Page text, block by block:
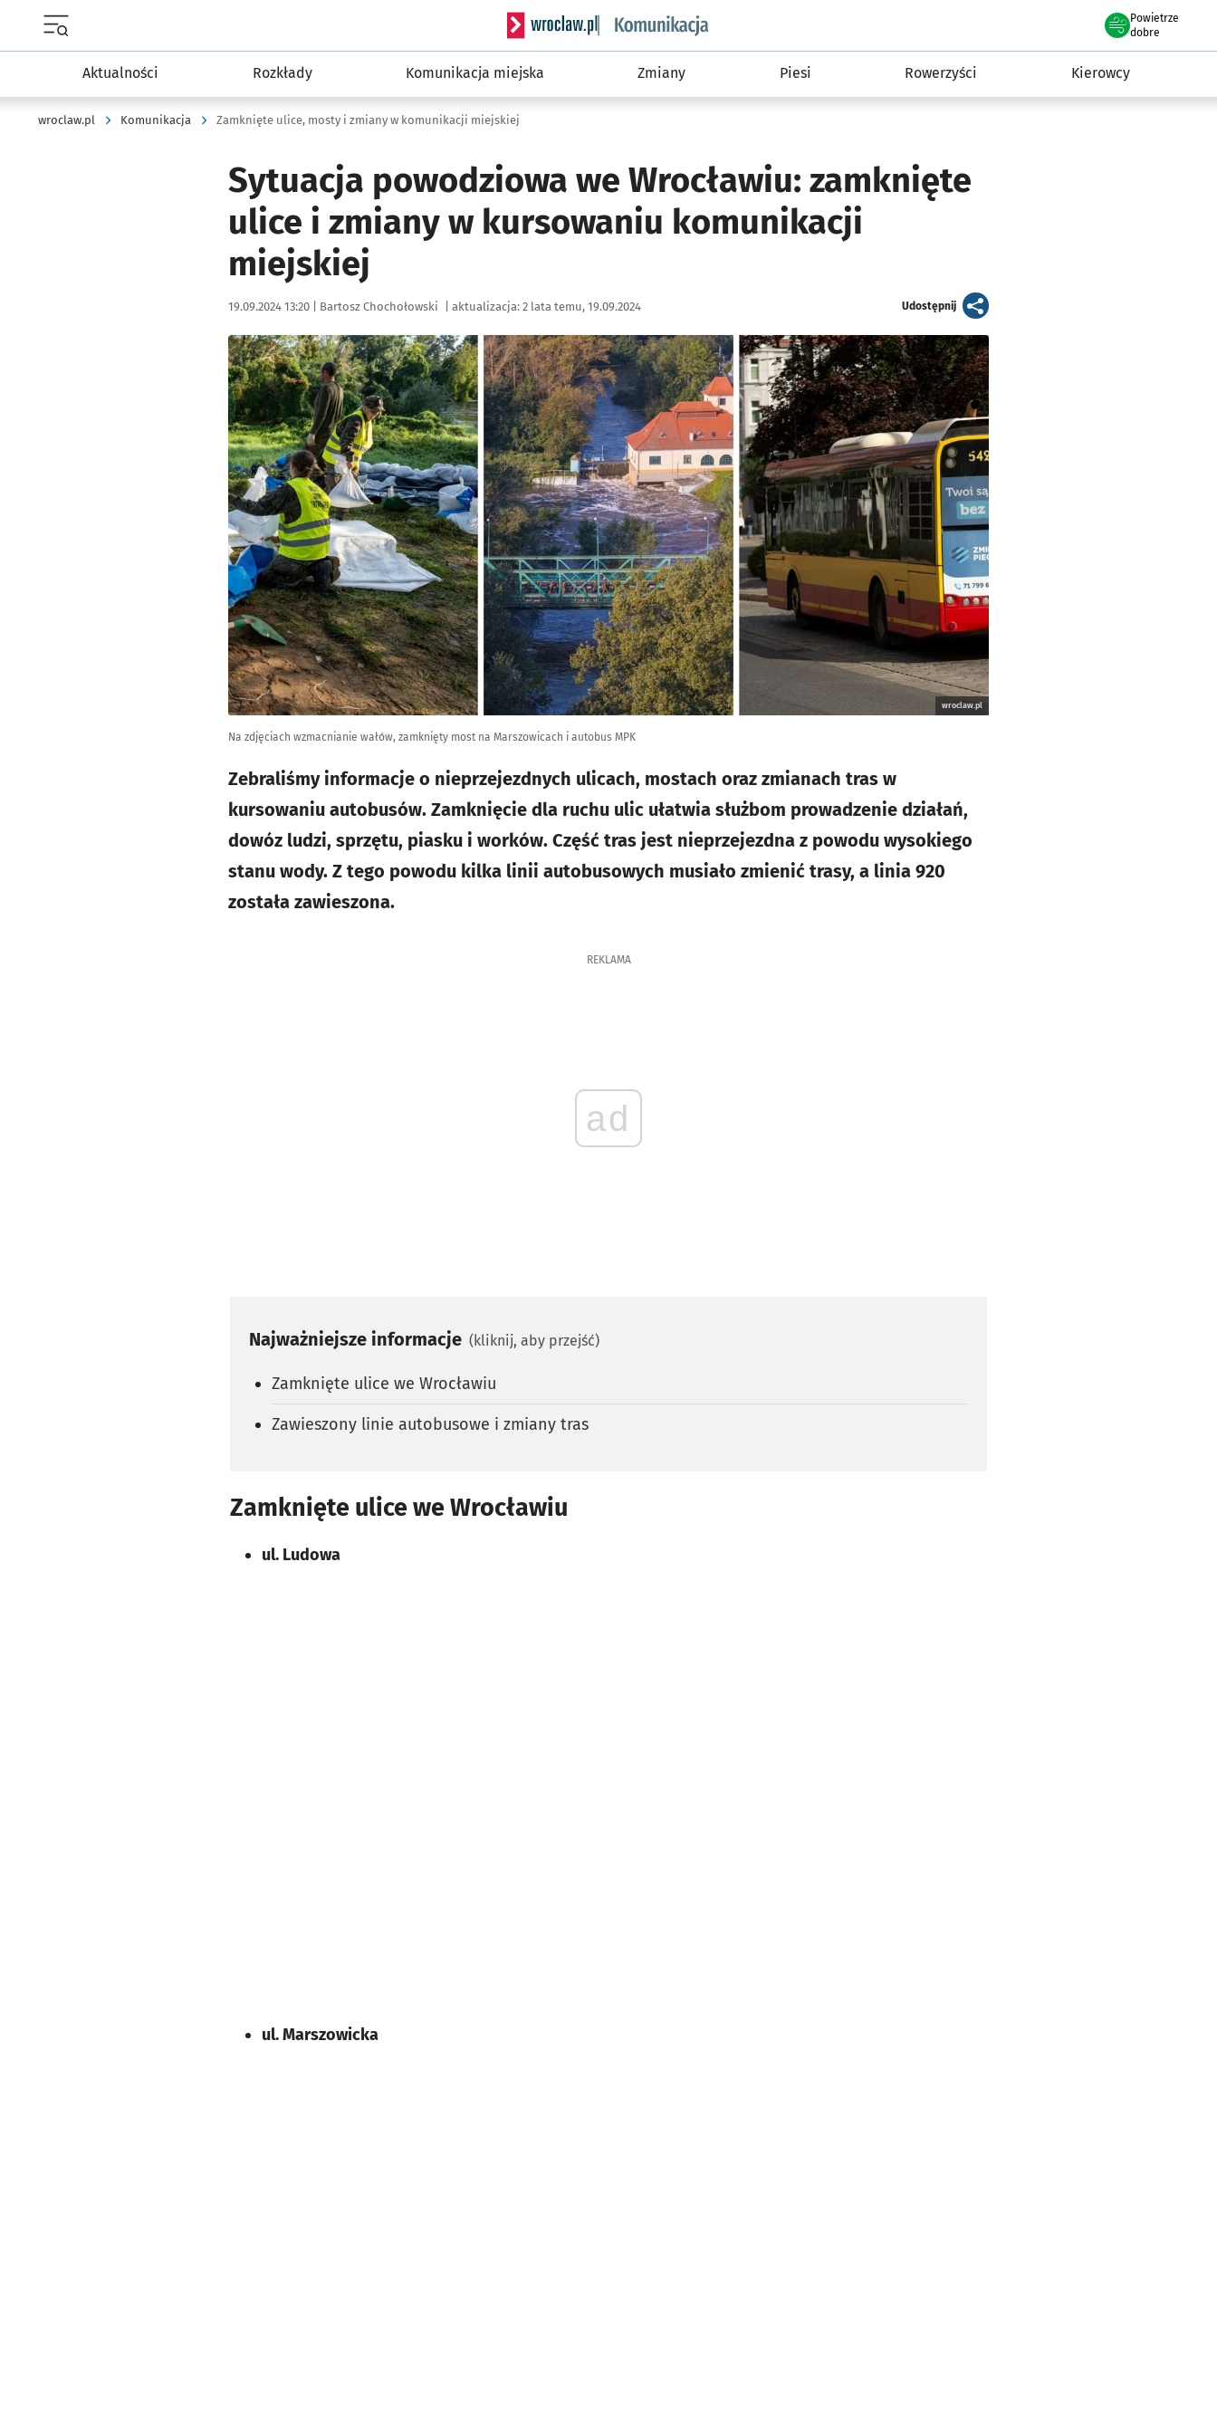
Serwis informacyjny wroclaw.pl podserwis: Komunikacja
Powietrze
we Wrocławiu
dobre
Aktualności Rozkłady Komunikacja miejska Zmiany Piesi Rowerzyści Kierowcy
wroclaw.pl Komunikacja Zamknięte ulice, mosty i zmiany w komunikacji miejskiej
Sytuacja powodziowa we Wrocławiu: zamknięte
ulice i zmiany w kursowaniu komunikacji
miejskiej
Data publikacji:
19.09.2024 13:20 | Autor:
Bartosz Chochołowski aktualizacja: 2 lata temu, 19.09.2024 Udostępnijartykuł
Kliknij, aby powiększyć
wroclaw.pl
Na zdjęciach wzmacnianie wałów, zamknięty most na Marszowicach i autobus MPK
Zebraliśmy informacje o nieprzejezdnych ulicach, mostach oraz zmianach tras w
kursowaniu autobusów. Zamknięcie dla ruchu ulic ułatwia służbom prowadzenie działań,
dowóz ludzi, sprzętu, piasku i worków. Część tras jest nieprzejezdna z powodu wysokiego
stanu wody. Z tego powodu kilka linii autobusowych musiało zmienić trasy, a linia 920
została zawieszona.
REKLAMA
ad
Najważniejsze informacje (kliknij, aby przejść)
Zamknięte ulice we Wrocławiu
Zawieszony linie autobusowe i zmiany tras
Zamknięte ulice we Wrocławiu
ul. Ludowa
ul. Marszowicka